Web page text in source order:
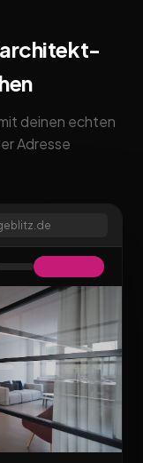
deinen echten
Adresse